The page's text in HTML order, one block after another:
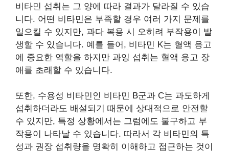
비타민 섭취는 그 양에 따라 결과가 달라질 수 있습
니다. 어떤 비타민은 부족할 경우 여러 가지 문제를
일으킬 수 있지만, 과다 복용 시 오히려 부작용이 발
생할 수 있습니다. 예를 들어, 비타민 K는 혈액 응고
에 중요한 역할을 하지만 과잉 섭취는 혈액 응고 장
애를 초래할 수 있습니다.
또한, 수용성 비타민인 비타민 B군과 C는 과도하게
섭취하더라도 배설되기 때문에 상대적으로 안전할
수 있지만, 특정 상황에서는 그럼에도 불구하고 부
작용이 나타날 수 있습니다. 따라서 각 비타민의 특
성과 권장 섭취량을 명확히 이해하고 접근하는 것이